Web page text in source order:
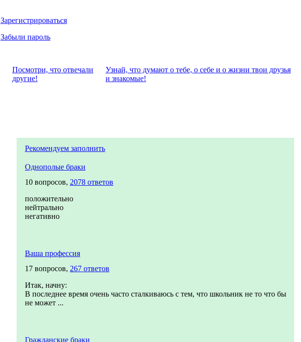
Зарегистрироваться
Забыли пароль
Посмотри, что отвeчали
другие!
Узнай, что думают о тебе, о себе и о жизни твои друзья
и знакомые!
Рекомендуем заполнить
Однополые браки
10 вопросов, 2078 ответов
положительно
нейтрально
негативно
Ваша профессия
17 вопросов, 267 ответов
Итак, начну:
В последнее время очень часто сталкиваюсь с тем, что школьник не то что бы
не может ...
Гражданские браки